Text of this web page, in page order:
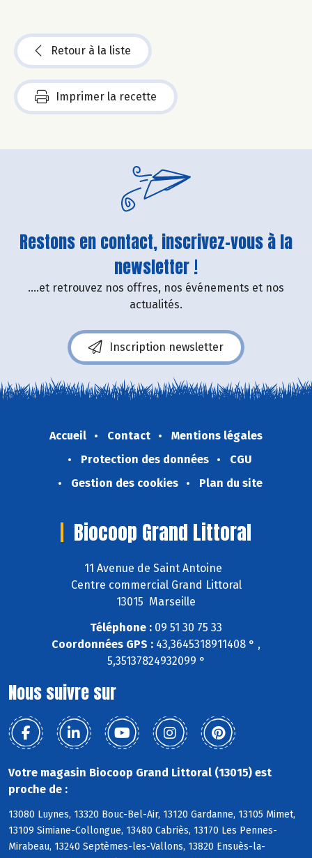
Retour à la liste
Imprimer la recette
Restons en contact, inscrivez-vous à la
newsletter !
....et retrouvez nos offres, nos événements et nos
actualités.
Inscription newsletter
Accueil Contact
Mentions légales
Protection des données
CGU
Gestion des cookies
Plan du site
Biocoop Grand Littoral
11 Avenue de Saint Antoine
Centre commercial Grand Littoral
13015 Marseille
Téléphone : 09 51 30 75 33
Coordonnées GPS : 43,3645318911408 ° ,
5,35137824932099 °
Nous suivre sur
Votre magasin Biocoop Grand Littoral (13015) est
proche de :
13080 Luynes, 13320 Bouc-Bel-Air, 13120 Gardanne, 13105 Mimet,
13109 Simiane-Collongue, 13480 Cabriès, 13170 Les Pennes-
Mirabeau, 13240 Septèmes-les-Vallons, 13820 Ensuès-la-